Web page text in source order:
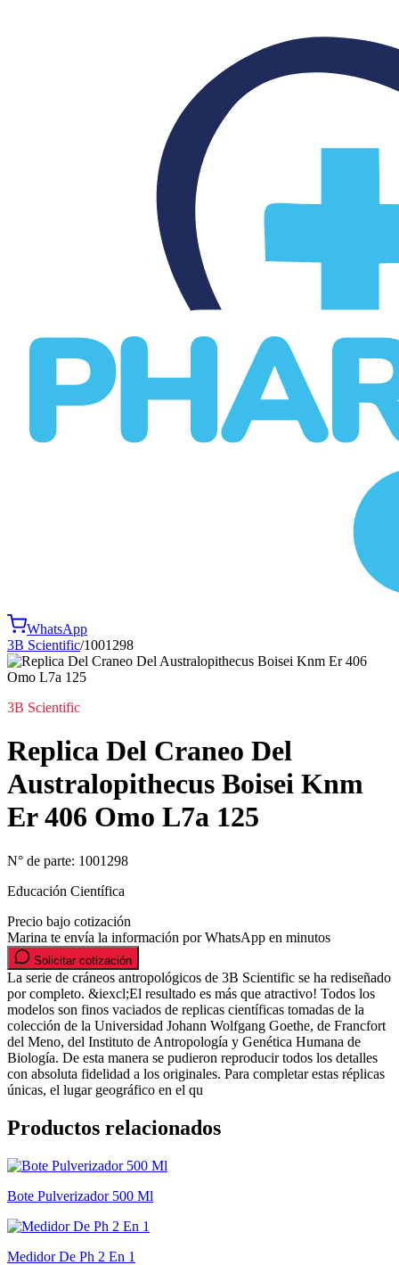
WhatsApp
3B Scientific/1001298
3B Scientific
Replica Del Craneo Del
Australopithecus Boisei Knm
Er 406 Omo L7a 125
N° de parte: 1001298
Educación Científica
Precio bajo cotización
Marina te envía la información por WhatsApp en minutos
Solicitar cotización
La serie de cráneos antropológicos de 3B Scientific se ha rediseñado
por completo. &iexcl;El resultado es más que atractivo! Todos los
modelos son finos vaciados de replicas científicas tomadas de la
colección de la Universidad Johann Wolfgang Goethe, de Francfort
del Meno, del Instituto de Antropología y Genética Humana de
Biología. De esta manera se pudieron reproducir todos los detalles
con absoluta fidelidad a los originales. Para completar estas réplicas
únicas, el lugar geográfico en el qu
Productos relacionados
Bote Pulverizador 500 Ml
Medidor De Ph 2 En 1